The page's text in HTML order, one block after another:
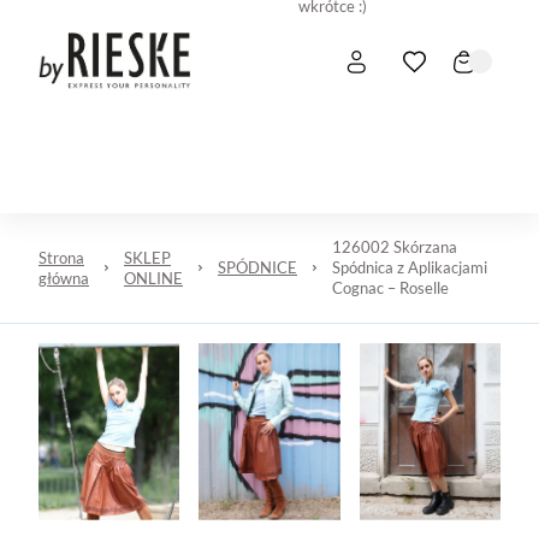
wkrótce :)
Strona
główna
SKLEP
ONLINE
SPÓDNICE
126002 Skórzana
Spódnica z Aplikacjami
Cognac – Roselle